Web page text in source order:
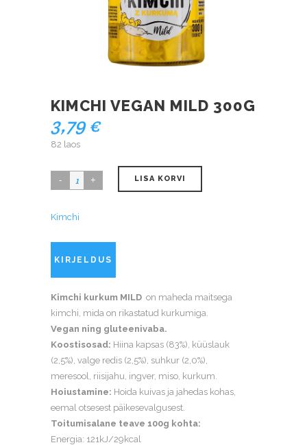
KIMCHI VEGAN MILD 300G
3,79€
82 laos
LISA KORVI
Kimchi
KIRJELDUS
Kimchi kurkum MILD on maheda maitsega
kimchi, mida on rikastatud kurkumiga.
Vegan ning gluteenivaba.
Koostisosad: Hiina kapsas (83%), küüslauk
(2,5%), valge redis (2,5%), suhkur (2,0%),
meresool, riisijahu, ingver, miso, kurkum.
Hoiustamine: Hoida kuivas ja jahedas kohas,
eemal otsesest päikesevalgusest.
Toitumisalane teave 100g kohta:
Energia: 121kJ/29kcal